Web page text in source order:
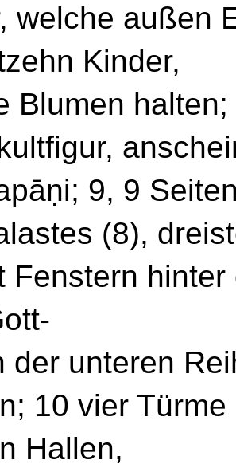
welche außen
Kinder,
Blumen
9, 9
(8),
Fenstern
der unteren
10 vier
Hallen,